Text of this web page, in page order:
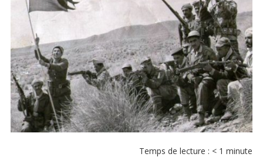
Temps de lecture : < 1 minute